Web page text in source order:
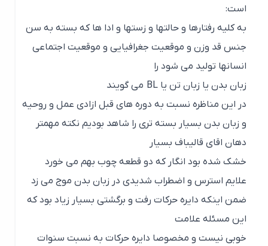
است:
به کلیه رفتارها و حالتها و زستها و ادا ها که بسته به سن
جنس قد وزن و موقعیت جغرافیایی و موقعیت اجتماعی
انسانها تولید می شود را
زبان بدن یا زبان تن یا BL می گویند
در این مناظره نسبت به دوره های قبل ازادی عمل و روحیه
و زبان بدن بسیار بسته تری را شاهد بودیم نکته مهمتر
دهان اقای قالیباف بسیار
خشک شده بود انگار که دو قطعه چوب بهم می خورد
علایم استرس و اضطراب شدیدی در زبان بدن موج می زد
ضمن اینکه دایره حرکات رفت و برگشتی بسیار زیاد بود که
این مسئله علامت
خوبی نیست و مخصوصا دایره حرکات به نسبت سنوات